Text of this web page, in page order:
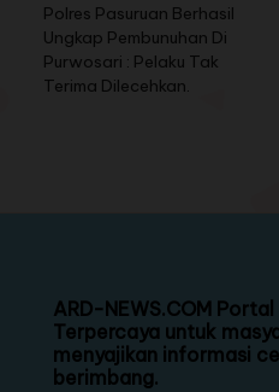
Polres Pasuruan Berhasil
Ungkap Pembunuhan Di
Purwosari : Pelaku Tak
Terima Dilecehkan.
ARD-NEWS.COM
Terpercaya untuk
menyajikan informasi
berimbang.